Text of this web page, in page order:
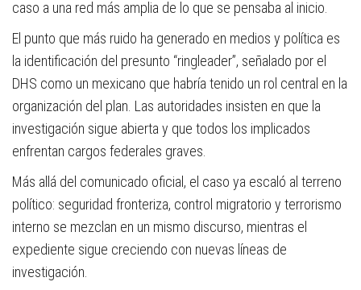
caso a una red más amplia de lo que se pensaba al inicio.
El punto que más ruido ha generado en medios y política es
la identificación del presunto “ringleader”, señalado por el
DHS como un mexicano que habría tenido un rol central en la
organización del plan. Las autoridades insisten en que la
investigación sigue abierta y que todos los implicados
enfrentan cargos federales graves.
Más allá del comunicado oficial, el caso ya escaló al terreno
político: seguridad fronteriza, control migratorio y terrorismo
interno se mezclan en un mismo discurso, mientras el
expediente sigue creciendo con nuevas líneas de
investigación.